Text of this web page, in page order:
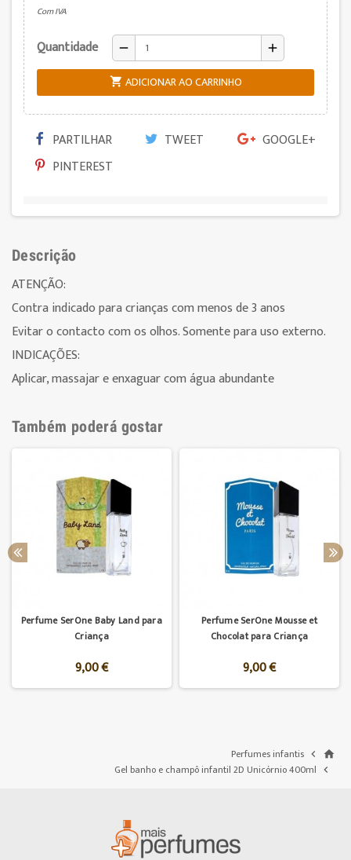
Com IVA
Quantidade remove add
 ADICIONAR AO CARRINHO
PARTILHAR TWEET
GOOGLE+
PINTEREST
Descrição
ATENÇÃO:
Contra indicado para crianças com menos de 3 anos
Evitar o contacto com os olhos. Somente para uso externo.
INDICAÇÕES:
Aplicar, massajar e enxaguar com água abundante
Também poderá gostar
Perfume SerOne Baby Land para
Criança
9,00 €
Perfume SerOne Mousse et
Chocolat para Criança
9,00 €
home

Perfumes infantis

Gel banho e champô infantil 2D Unicórnio 400ml